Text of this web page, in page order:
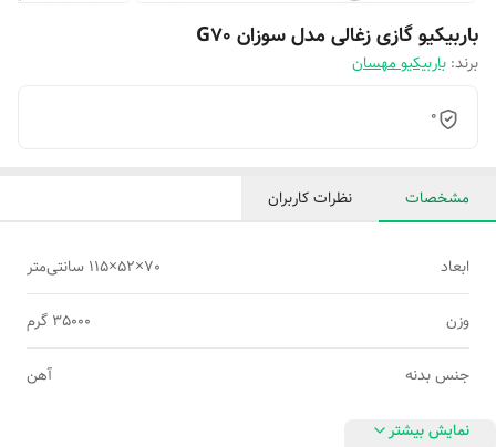
باربیکیو گازی زغالی مدل سوزان G70
برند: باربیکیو مهسان
0
مشخصات نظرات کاربران
ابعاد 70×52×115 سانتی‌متر
وزن 35000 گرم
جنس بدنه آهن
نمایش بیشتر